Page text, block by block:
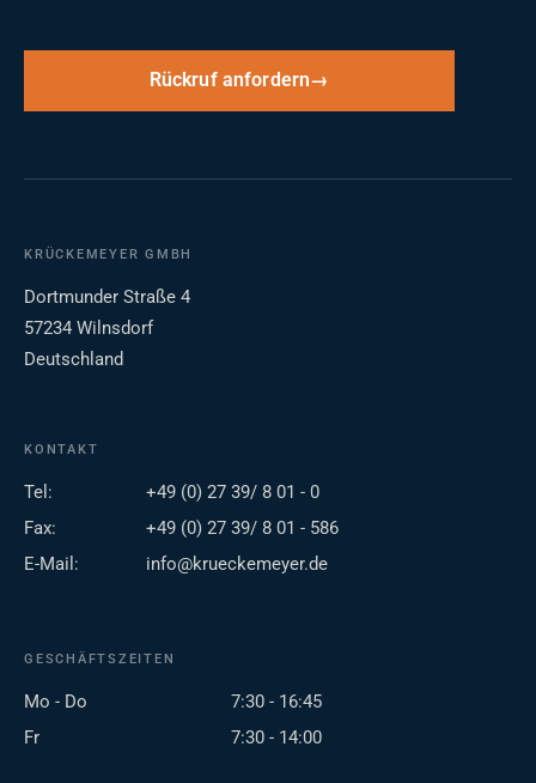
Rückruf anfordern
KRÜCKEMEYER GMBH
Dortmunder Straße 4
57234 Wilnsdorf
Deutschland
KONTAKT
Tel:
+49 (0) 27 39/ 8 01 - 0
Fax:
+49 (0) 27 39/ 8 01 - 586
E-Mail:
info@krueckemeyer.de
GESCHÄFTSZEITEN
Mo - Do
7:30 - 16:45
Fr
7:30 - 14:00